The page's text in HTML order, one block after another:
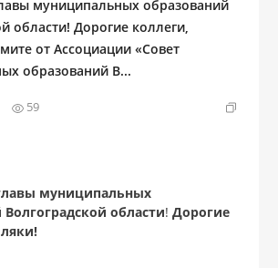
муниципальных образований
области! Дорогие коллеги,
от Ассоциации «Совет
образований В...
59
муниципальных
области! Дорогие